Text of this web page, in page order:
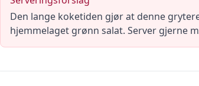
Den lange koketiden gjør at denne
hjemmelaget grønn salat. Server gjerne